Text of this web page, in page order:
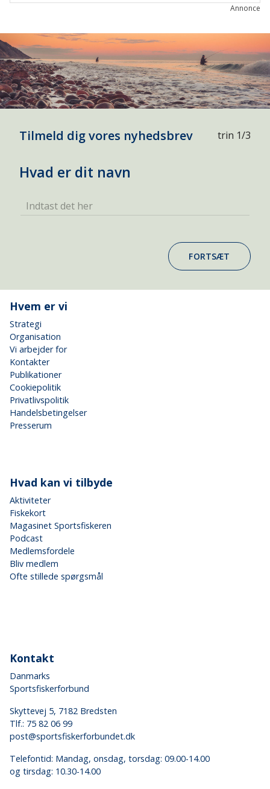
Annonce
Tilmeld dig vores nyhedsbrev trin 1/3
Hvad er dit navn
Indtast det her
FORTSÆT
Hvem er vi
Strategi
Organisation
Vi arbejder for
Kontakter
Publikationer
Cookiepolitik
Privatlivspolitik
Handelsbetingelser
Presserum
Hvad kan vi tilbyde
Aktiviteter
Fiskekort
Magasinet Sportsfiskeren
Podcast
Medlemsfordele
Bliv medlem
Ofte stillede spørgsmål
Kontakt
Danmarks
Sportsfiskerforbund
Skyttevej 5, 7182 Bredsten
Tlf.: 75 82 06 99
post@sportsfiskerforbundet.dk
Telefontid: Mandag, onsdag, torsdag: 09.00-14.00
og tirsdag: 10.30-14.00